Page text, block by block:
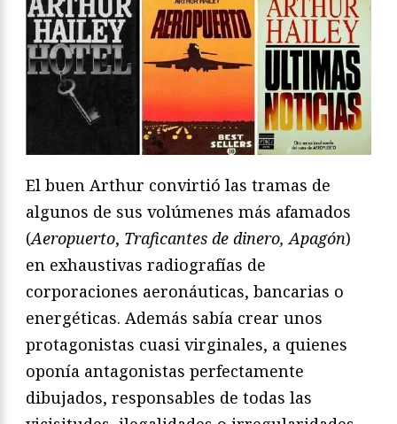
El buen Arthur convirtió las tramas de
algunos de sus volúmenes más afamados
(Aeropuerto, Traficantes de dinero, Apagón)
en exhaustivas radiografías de
corporaciones aeronáuticas, bancarias o
energéticas. Además sabía crear unos
protagonistas cuasi virginales, a quienes
oponía antagonistas perfectamente
dibujados, responsables de todas las